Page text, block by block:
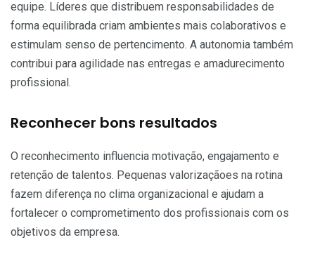
equipe. Líderes que distribuem responsabilidades de
forma equilibrada criam ambientes mais colaborativos e
estimulam senso de pertencimento. A autonomia também
contribui para agilidade nas entregas e amadurecimento
profissional.
Reconhecer bons resultados
O reconhecimento influencia motivação, engajamento e
retenção de talentos. Pequenas valorizaçãoes na rotina
fazem diferença no clima organizacional e ajudam a
fortalecer o comprometimento dos profissionais com os
objetivos da empresa.